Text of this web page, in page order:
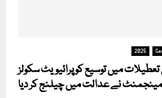
2025
میں توسیع کو پرائیویٹ سکولز
مینجمنٹ نے عدالت میں چیلنج کر دیا